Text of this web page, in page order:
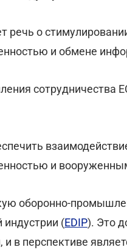
речь о
и обмене
сотрудничества
и
оборонно-
индустрии (EDIP). Это
и в перспективе